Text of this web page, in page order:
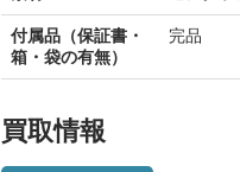
付属品（保証書・
箱・袋の有無）
完品
買取情報